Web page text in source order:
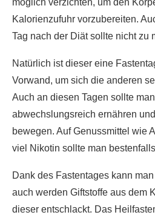
Kalorienzufuhr vorzubereiten.
Tag nach der Diät sollte nicht zu
Natürlich ist dieser eine
Vorwand, um sich die anderen
Auch an diesen Tagen sollte
abwechslungsreich ernähren
bewegen. Auf Genussmittel wie
viel Nikotin sollte man
Dank des Fastentages kann
auch werden Giftstoffe aus dem
dieser entschlackt. Das